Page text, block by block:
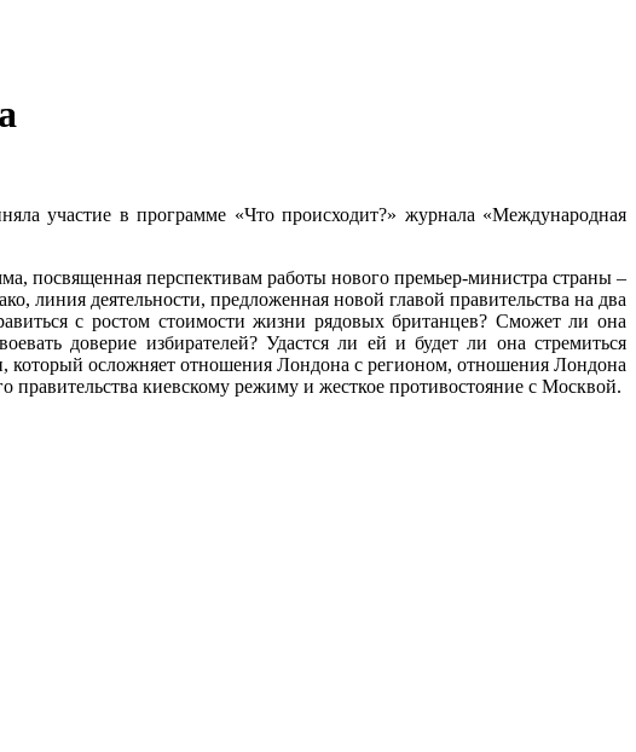
участие в программе «Что происходит?» журнала «Международная
посвященная перспективам работы нового премьер-министра страны –
линия деятельности, предложенная новой главой правительства на два
с ростом стоимости жизни рядовых британцев? Сможет ли она
доверие избирателей? Удастся ли ей и будет ли она стремиться
который осложняет отношения Лондона с регионом, отношения Лондона
киевскому режиму и жесткое противостояние с Москвой.